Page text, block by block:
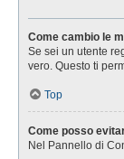
Come cambio le
Se sei un utente
vero. Questo ti
Top
Come posso
Nel Pannello di